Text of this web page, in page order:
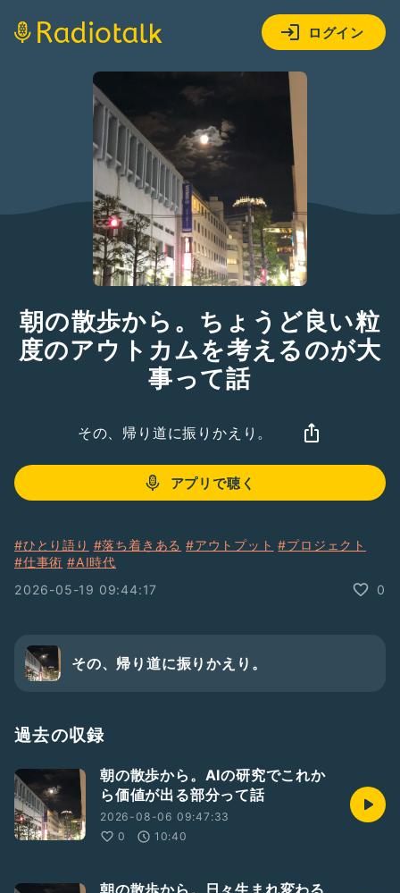
ログイン
朝の散歩から。ちょうど良い粒
度のアウトカムを考えるのが大
事って話
その、帰り道に振りかえり。
アプリで聴く
#ひとり語り #落ち着きある #アウトプット #プロジェクト
#仕事術 #AI時代
2026-05-19 09:44:17
0
その、帰り道に振りかえり。
過去の収録
朝の散歩から。AIの研究でこれか
ら価値が出る部分って話
2026-08-06 09:47:33
0
10:40
朝の散歩から。日々生まれ変わる